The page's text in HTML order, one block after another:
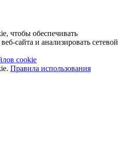
чтобы обеспечивать
сайта и анализировать сетевой
cookie
Правила использования